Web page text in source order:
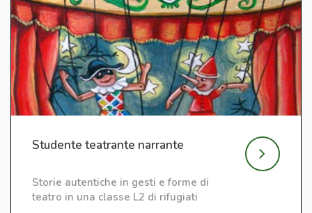
Studente teatrante narrante
Storie autentiche in gesti e forme di
teatro in una classe L2 di rifugiati